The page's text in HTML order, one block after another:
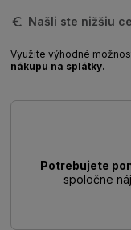
Našli ste nižšiu
Využite výhodné
nákupu na splátky.
Potrebujete
spoločne